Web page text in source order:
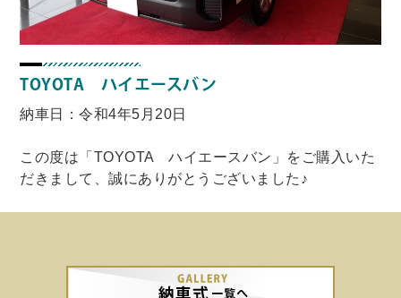
TOYOTA ハイエースバン
納車日：令和4年5月20日
この度は「TOYOTA ハイエースバン」をご購入いた
だきまして、誠にありがとうございました♪